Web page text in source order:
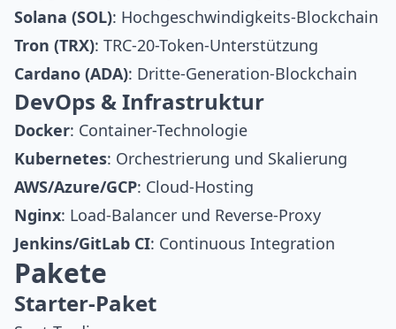
Solana (SOL): Hochgeschwindigkeits-Blockchain
Tron (TRX): TRC-20-Token-Unterstützung
Cardano (ADA): Dritte-Generation-Blockchain
DevOps & Infrastruktur
Docker: Container-Technologie
Kubernetes: Orchestrierung und Skalierung
AWS/Azure/GCP: Cloud-Hosting
Nginx: Load-Balancer und Reverse-Proxy
Jenkins/GitLab CI: Continuous Integration
Pakete
Starter-Paket